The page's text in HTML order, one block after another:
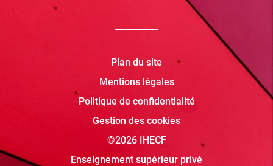
Plan du site
Mentions légales
Politique de confidentialité
Gestion des cookies
©2026 IHECF
Enseignement supérieur privé